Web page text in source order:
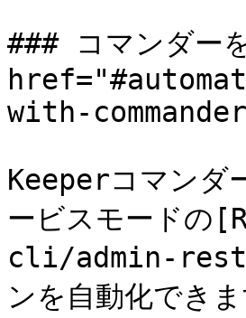
### コマンダー
with-
Keeperコマンダ
ービスモード
cli/admin-rest-
ンを自動化でき